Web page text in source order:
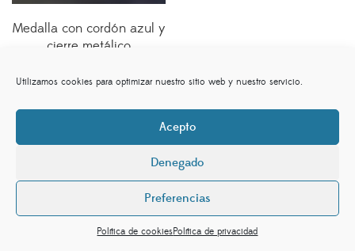
Utilizamos cookies para optimizar nuestro sitio web y nuestro servicio.
Acepto
Denegado
Preferencias
Política de cookiesPolítica de privacidad
Medalla con cordón azul y
cierre metálico
sociedaddelavirgen.es©. By
privacidad,Política de cookies (UE)